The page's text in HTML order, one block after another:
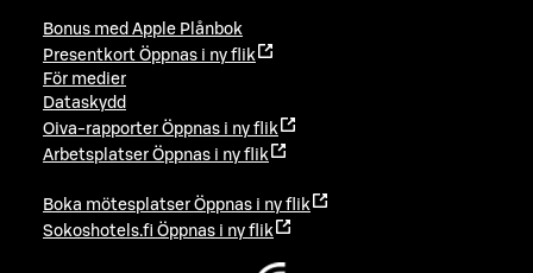
Bonus med Apple Plånbok
Presentkort Öppnas i ny flik
För medier
Dataskydd
Oiva-rapporter Öppnas i ny flik
Arbetsplatser Öppnas i ny flik
Boka mötesplatser Öppnas i ny flik
Sokoshotels.fi Öppnas i ny flik